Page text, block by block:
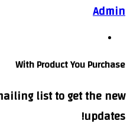
Admin
With Product You Purchase
list to get the new
updates!